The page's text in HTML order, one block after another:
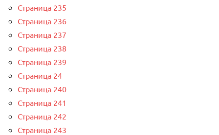
Страница 235
Страница 236
Страница 237
Страница 238
Страница 239
Страница 24
Страница 240
Страница 241
Страница 242
Страница 243